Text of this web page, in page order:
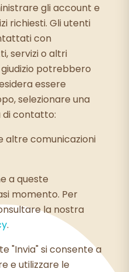
gli account e
richiesti. Gli utenti
con
servizi o altri
potrebbero
essere
selezionare una
di contatto:
altre comunicazioni
a queste
momento. Per
la nostra
.
"Invia" si consente a
e utilizzare le